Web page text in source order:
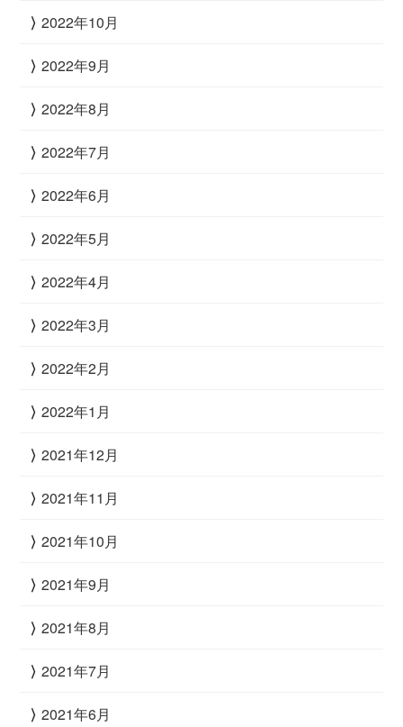
2022年10月
2022年9月
2022年8月
2022年7月
2022年6月
2022年5月
2022年4月
2022年3月
2022年2月
2022年1月
2021年12月
2021年11月
2021年10月
2021年9月
2021年8月
2021年7月
2021年6月